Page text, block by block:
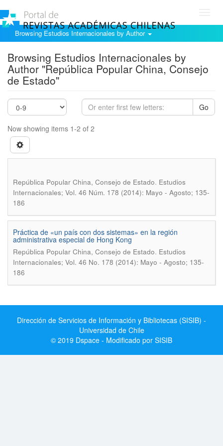
Browsing Estudios Internacionales by Author
Browsing Estudios Internacionales by
Author "República Popular China, Consejo
de Estado"
Go
Now showing items 1-2 of 2
República Popular China, Consejo de Estado. Estudios
Internacionales; Vol. 46 Núm. 178 (2014): Mayo - Agosto; 135-
186
Práctica de «un país con dos sistemas» en la región
administrativa especial de Hong Kong
República Popular China, Consejo de Estado. Estudios
Internacionales; Vol. 46 No. 178 (2014): Mayo - Agosto; 135-
186
Dirección de Servicios de Información y Bibliotecas (SISIB) -
Universidad de Chile
© 2019 Dspace - Modificado por SISIB